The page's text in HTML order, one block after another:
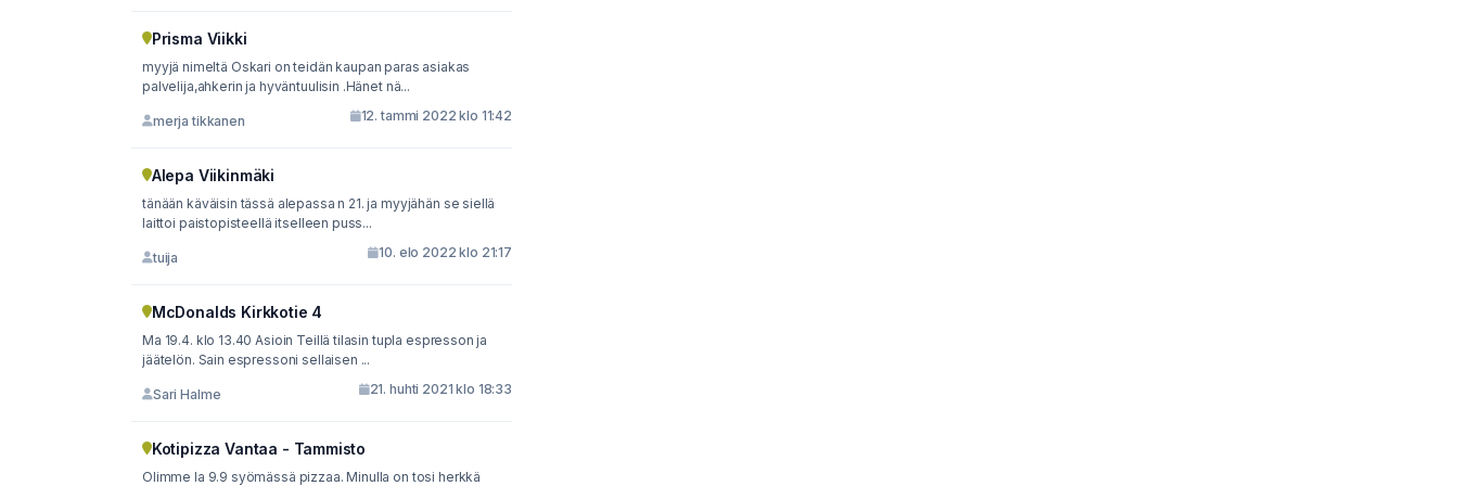
Prisma Viikki
myyjä nimeltä Oskari on teidän kaupan paras asiakas
palvelija,ahkerin ja hyväntuulisin .Hänet nä...
merja tikkanen 12. tammi 2022 klo 11:42
Alepa Viikinmäki
tänään käväisin tässä alepassa n 21. ja myyjähän se siellä
laittoi paistopisteellä itselleen puss...
tuija 10. elo 2022 klo 21:17
McDonalds Kirkkotie 4
Ma 19.4. klo 13.40 Asioin Teillä tilasin tupla espresson ja
jäätelön. Sain espressoni sellaisen ...
Sari Halme 21. huhti 2021 klo 18:33
Kotipizza Vantaa - Tammisto
Olimme la 9.9 syömässä pizzaa. Minulla on tosi herkkä